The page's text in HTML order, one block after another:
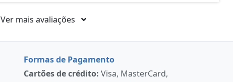
Ver mais avaliações
Formas de Pagamento
Cartões de crédito: Visa, MasterCard,